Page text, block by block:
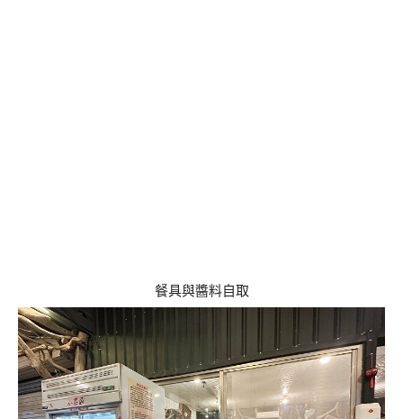
餐具與醬料自取